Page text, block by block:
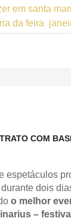
em santa
da feira
COM
espetáculos
dois
o melhor
–